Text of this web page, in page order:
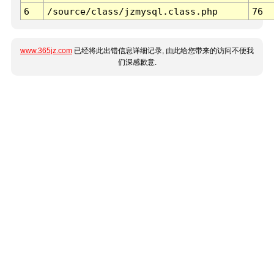
6 /source/class/jzmysql.class.php 76
www.365jz.com 已经将此出错信息详细记录, 由此给您带来的访问不便我
们深感歉意.